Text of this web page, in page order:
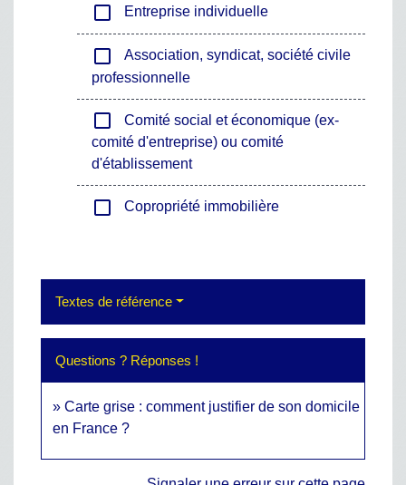
check_box_outline_blank Entreprise individuelle
check_box_outline_blank
Association, syndicat, société civile
professionnelle
check_box_outline_blank
Comité social et économique (ex-
comité d'entreprise) ou comité
d'établissement
check_box_outline_blank Copropriété immobilière
Textes de référence
Questions ? Réponses !
Carte grise : comment justifier de son domicile
en France ?